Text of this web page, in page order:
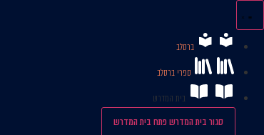
לתוכן
ברסלב
ספרי ברסלב
בית המדרש
סגור בית המדרשפתח בית המדרש